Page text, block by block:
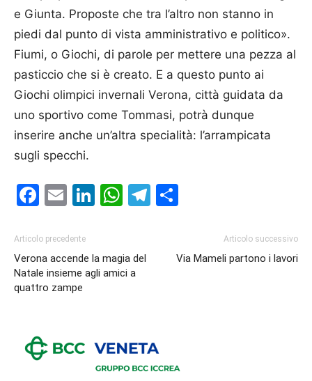
e Giunta. Proposte che tra l’altro non stanno in
piedi dal punto di vista amministrativo e politico».
Fiumi, o Giochi, di parole per mettere una pezza al
pasticcio che si è creato. E a questo punto ai
Giochi olimpici invernali Verona, città guidata da
uno sportivo come Tommasi, potrà dunque
inserire anche un’altra specialità: l’arrampicata
sugli specchi.
Facebook
EmailLinkedIn
WhatsApp
Telegram
Articolo precedente
Verona accende la magia del
Natale insieme agli amici a
quattro zampe
Articolo successivo
Via Mameli partono i lavori